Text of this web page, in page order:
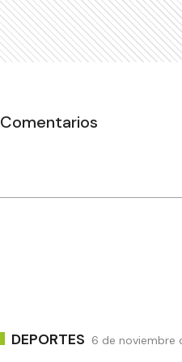
Comentarios
DEPORTES 6 de noviembre